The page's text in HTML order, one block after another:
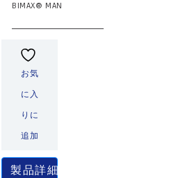
BIMAX® MAN
お気
に入
りに
追加
製品詳細